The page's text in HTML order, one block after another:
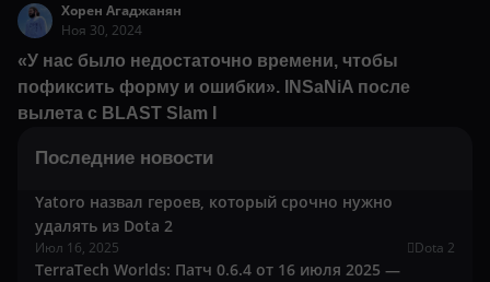
Хорен Агаджанян
Ноя 30, 2024
«У нас было недостаточно времени, чтобы
пофиксить форму и ошибки». INSaNiA после
вылета с BLAST Slam I
Последние новости
Yatoro назвал героев, который срочно нужно
удалять из Dota 2
Июл 16, 2025 Dota 2
TerraTech Worlds: Патч 0.6.4 от 16 июля 2025 —